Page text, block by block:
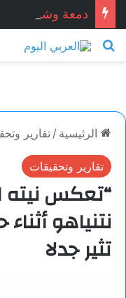
بحث عن
الرئيسية /تقارير
تقارير وتحقيقات
“تعكس نيته
نتنياهو
تثير جدلا